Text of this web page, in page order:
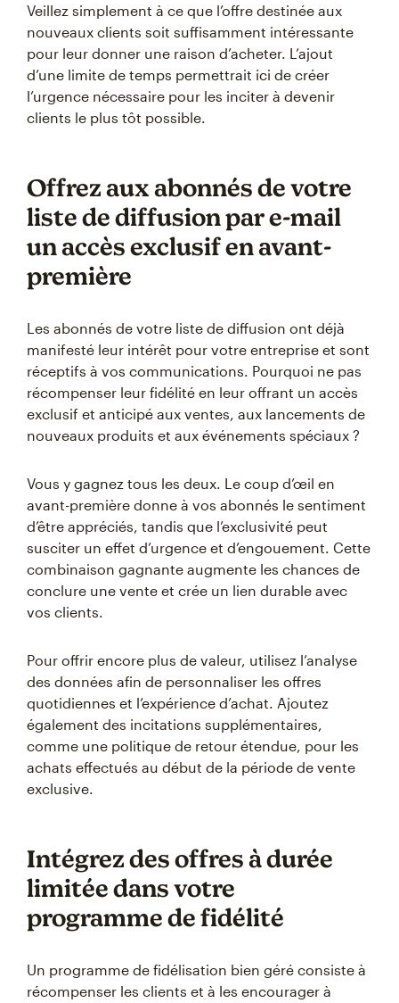
Veillez simplement à ce que l’offre destinée aux
nouveaux clients soit suffisamment intéressante
pour leur donner une raison d’acheter. L’ajout
d’une limite de temps permettrait ici de créer
l’urgence nécessaire pour les inciter à devenir
clients le plus tôt possible.
Offrez aux abonnés de votre
liste de diffusion par e-mail
un accès exclusif en avant-
première
Les abonnés de votre liste de diffusion ont déjà
manifesté leur intérêt pour votre entreprise et sont
réceptifs à vos communications. Pourquoi ne pas
récompenser leur fidélité en leur offrant un accès
exclusif et anticipé aux ventes, aux lancements de
nouveaux produits et aux événements spéciaux ?
Vous y gagnez tous les deux. Le coup d’œil en
avant-première donne à vos abonnés le sentiment
d’être appréciés, tandis que l’exclusivité peut
susciter un effet d’urgence et d’engouement. Cette
combinaison gagnante augmente les chances de
conclure une vente et crée un lien durable avec
vos clients.
Pour offrir encore plus de valeur, utilisez l’analyse
des données afin de personnaliser les offres
quotidiennes et l’expérience d’achat. Ajoutez
également des incitations supplémentaires,
comme une politique de retour étendue, pour les
achats effectués au début de la période de vente
exclusive.
Intégrez des offres à durée
limitée dans votre
programme de fidélité
Un programme de fidélisation bien géré consiste à
récompenser les clients et à les encourager à